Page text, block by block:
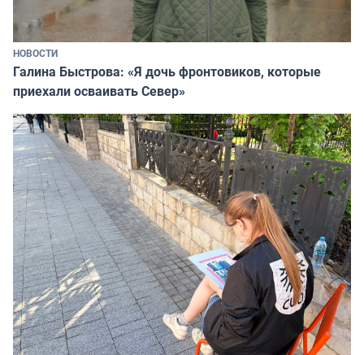
НОВОСТИ
Галина Быстрова: «Я дочь фронтовиков, которые
приехали осваивать Север»